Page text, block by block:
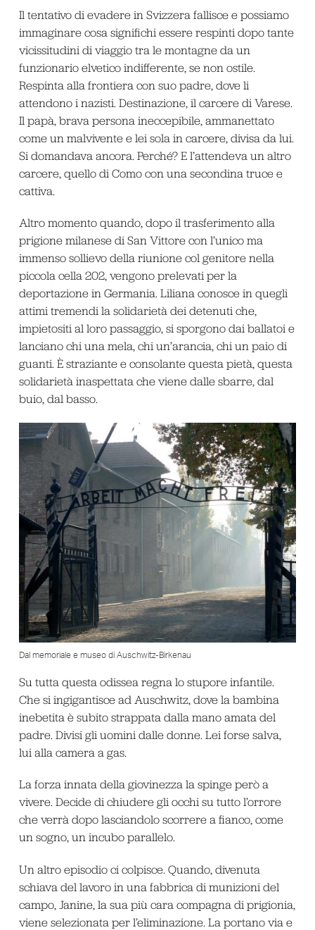
Il tentativo di evadere in Svizzera fallisce e possiamo
immaginare cosa significhi essere respinti dopo tante
vicissitudini di viaggio tra le montagne da un
funzionario elvetico indifferente, se non ostile.
Respinta alla frontiera con suo padre, dove li
attendono i nazisti. Destinazione, il carcere di Varese.
Il papà, brava persona ineccepibile, ammanettato
come un malvivente e lei sola in carcere, divisa da lui.
Si domandava ancora. Perché? E l’attendeva un altro
carcere, quello di Como con una secondina truce e
cattiva.
Altro momento quando, dopo il trasferimento alla
prigione milanese di San Vittore con l’unico ma
immenso sollievo della riunione col genitore nella
piccola cella 202, vengono prelevati per la
deportazione in Germania. Liliana conosce in quegli
attimi tremendi la solidarietà dei detenuti che,
impietositi al loro passaggio, si sporgono dai ballatoi e
lanciano chi una mela, chi un’arancia, chi un paio di
guanti. È straziante e consolante questa pietà, questa
solidarietà inaspettata che viene dalle sbarre, dal
buio, dal basso.
Dal memoriale e museo di Auschwitz-Birkenau
Su tutta questa odissea regna lo stupore infantile.
Che si ingigantisce ad Auschwitz, dove la bambina
inebetita è subito strappata dalla mano amata del
padre. Divisi gli uomini dalle donne. Lei forse salva,
lui alla camera a gas.
La forza innata della giovinezza la spinge però a
vivere. Decide di chiudere gli occhi su tutto l’orrore
che verrà dopo lasciandolo scorrere a fianco, come
un sogno, un incubo parallelo.
Un altro episodio ci colpisce. Quando, divenuta
schiava del lavoro in una fabbrica di munizioni del
campo, Janine, la sua più cara compagna di prigionia,
viene selezionata per l’eliminazione. La portano via e